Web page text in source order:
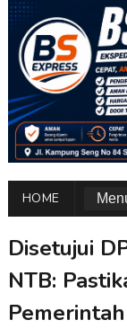
HOME
Disetujui
NTB: